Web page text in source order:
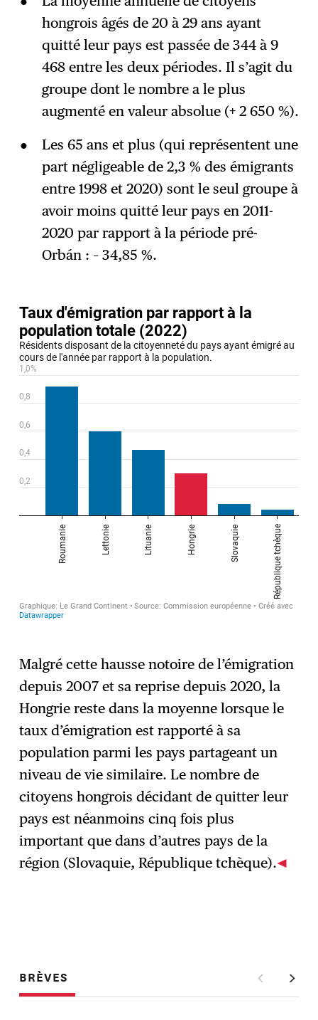
hongrois âgés de 20 à 29 ans ayant
quitté leur pays est passée de 344 à 9
468 entre les deux périodes. Il s’agit du
groupe dont le nombre a le plus
augmenté en valeur absolue (+ 2 650 %).
Les 65 ans et plus (qui représentent une
part négligeable de 2,3 % des émigrants
entre 1998 et 2020) sont le seul groupe à
avoir moins quitté leur pays en 2011-
2020 par rapport à la période pré-
Orbán : – 34,85 %.
Malgré cette hausse notoire de l’émigration
depuis 2007 et sa reprise depuis 2020, la
Hongrie reste dans la moyenne lorsque le
taux d’émigration est rapporté à sa
population parmi les pays partageant un
niveau de vie similaire. Le nombre de
citoyens hongrois décidant de quitter leur
pays est néanmoins cinq fois plus
important que dans d’autres pays de la
région (Slovaquie, République tchèque).
BRÈVES